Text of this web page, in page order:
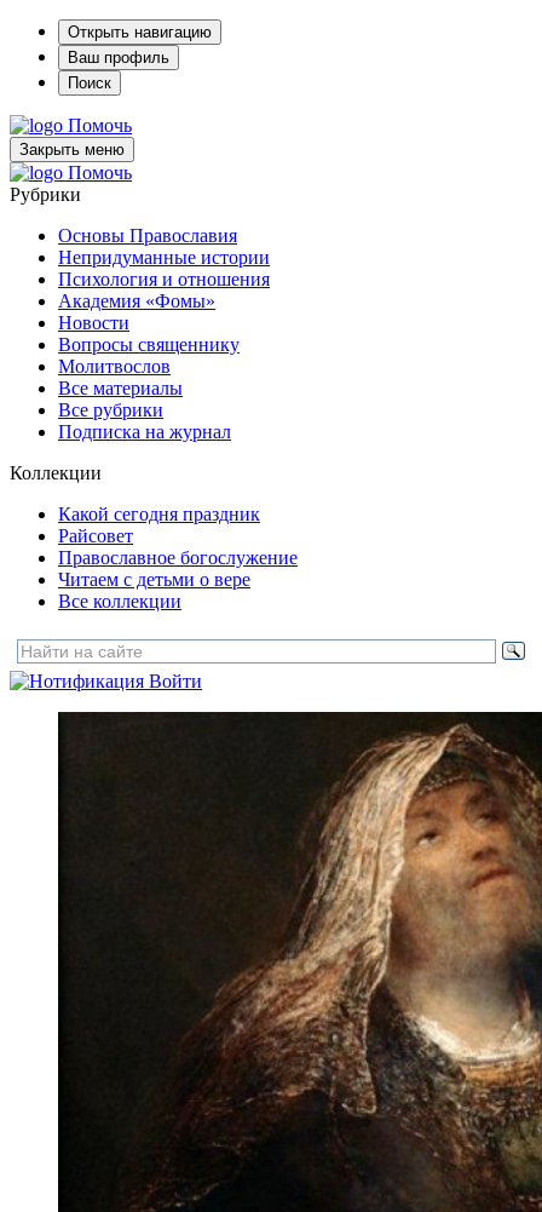
Открыть навигацию
Ваш профиль
Поиск
Помочь
Закрыть меню
Помочь
Рубрики
Основы Православия
Непридуманные истории
Психология и отношения
Академия «Фомы»
Новости
Вопросы священнику
Молитвослов
Все материалы
Все рубрики
Подписка на журнал
Коллекции
Какой сегодня праздник
Райсовет
Православное богослужение
Читаем с детьми о вере
Все коллекции
Войти